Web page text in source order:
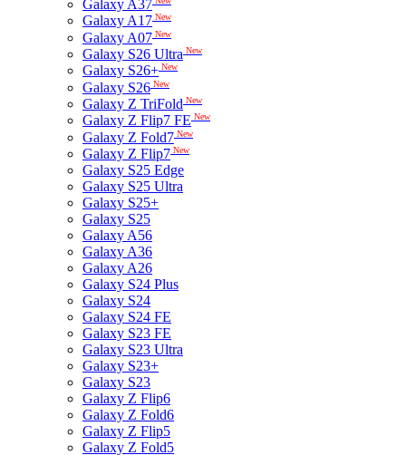
Galaxy A37
Galaxy A17 New
Galaxy A07 New
Galaxy S26 Ultra New
Galaxy S26+ New
Galaxy S26 New
Galaxy Z TriFold New
Galaxy Z Flip7 FE New
Galaxy Z Fold7 New
Galaxy Z Flip7 New
Galaxy S25 Edge
Galaxy S25 Ultra
Galaxy S25+
Galaxy S25
Galaxy A56
Galaxy A36
Galaxy A26
Galaxy S24 Plus
Galaxy S24
Galaxy S24 FE
Galaxy S23 FE
Galaxy S23 Ultra
Galaxy S23+
Galaxy S23
Galaxy Z Flip6
Galaxy Z Fold6
Galaxy Z Flip5
Galaxy Z Fold5